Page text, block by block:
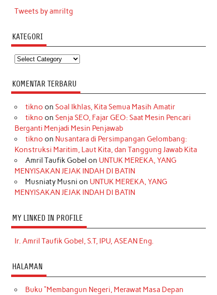
Tweets by amriltg
KATEGORI
Kategori
KOMENTAR TERBARU
tikno on Soal Ikhlas, Kita Semua Masih Amatir
tikno on Senja SEO, Fajar GEO: Saat Mesin Pencari
Berganti Menjadi Mesin Penjawab
tikno on Nusantara di Persimpangan Gelombang:
Konstruksi Maritim, Laut Kita, dan Tanggung Jawab Kita
Amril Taufik Gobel on UNTUK MEREKA, YANG
MENYISAKAN JEJAK INDAH DI BATIN
Musniaty Musni on UNTUK MEREKA, YANG
MENYISAKAN JEJAK INDAH DI BATIN
MY LINKED IN PROFILE
Ir. Amril Taufik Gobel, S.T, IPU, ASEAN Eng.
HALAMAN
Buku “Membangun Negeri, Merawat Masa Depan